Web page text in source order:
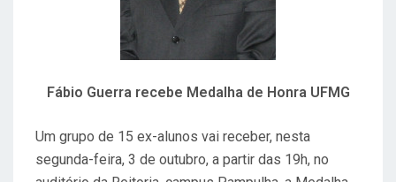
Fábio Guerra recebe Medalha de Honra UFMG
Um grupo de 15 ex-alunos vai receber, nesta
segunda-feira, 3 de outubro, a partir das 19h, no